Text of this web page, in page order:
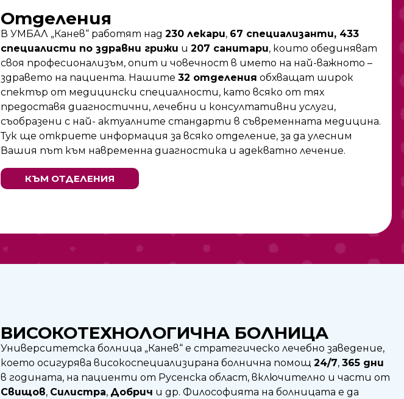
Отделения
В УМБАЛ „Канев“ работят над 230 лекари, 67 специализанти, 433
специалисти по здравни грижи и 207 санитари, които обединяват
своя професионализъм, опит и човечност в името на най-важното –
здравето на пациента. Нашите 32 отделения обхващат широк
спектър от медицински специалности, като всяко от тях
предоставя диагностични, лечебни и консултативни услуги,
съобразени с най- актуалните стандарти в съвременната медицина.
Тук ще откриете информация за всяко отделение, за да улесним
Вашия път към навременна диагностика и адекватно лечение.
КЪМ ОТДЕЛЕНИЯ
ВИСОКОТЕХНОЛОГИЧНА БОЛНИЦА​
Университетска болница „Канев“ е стратегическо лечебно заведение,
което осигурява високоспециализирана болнична помощ 24/7, 365 дни
в годината, на пациенти от Русенска област, включително и части от
Свищов, Силистра, Добрич и др. Философията на болницата е да